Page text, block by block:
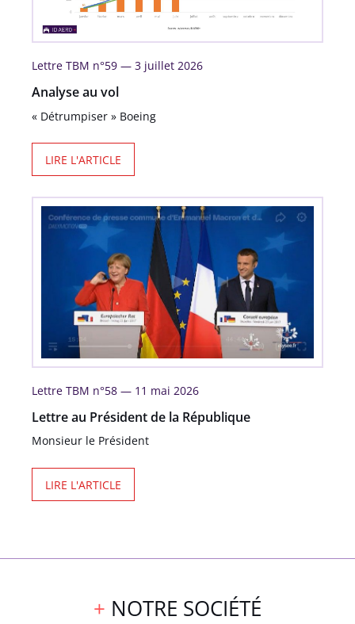
Lettre TBM n°59 — 3 juillet 2026
Analyse au vol
« Détrumpiser » Boeing
LIRE L'ARTICLE
Lettre TBM n°58 — 11 mai 2026
Lettre au Président de la République
Monsieur le Président
LIRE L'ARTICLE
NOTRE SOCIÉTÉ